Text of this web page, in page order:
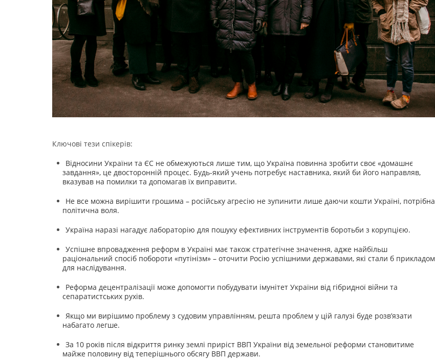
Ключові тези спікерів:
Відносини України та ЄС не обмежуються лише тим, що Україна повинна зробити своє «домашнє
завдання», це двосторонній процес. Будь-який учень потребує наставника, який би його направляв,
вказував на помилки та допомагав їх виправити.
Не все можна вирішити грошима – російську агресію не зупинити лише даючи кошти Україні, потрібна
політична воля.
Україна наразі нагадує лабораторію для пошуку ефективних інструментів боротьби з корупцією.
Успішне впровадження реформ в Україні має також стратегічне значення, адже найбільш
раціональний спосіб побороти «путінізм» – оточити Росію успішними державами, які стали б прикладом
для наслідування.
Реформа децентралізації може допомогти побудувати імунітет України від гібридної війни та
сепаратистських рухів.
Якщо ми вирішимо проблему з судовим управлінням, решта проблем у цій галузі буде розв’язати
набагато легше.
За 10 років після відкриття ринку землі приріст ВВП України від земельної реформи становитиме
майже половину від теперішнього обсягу ВВП держави.